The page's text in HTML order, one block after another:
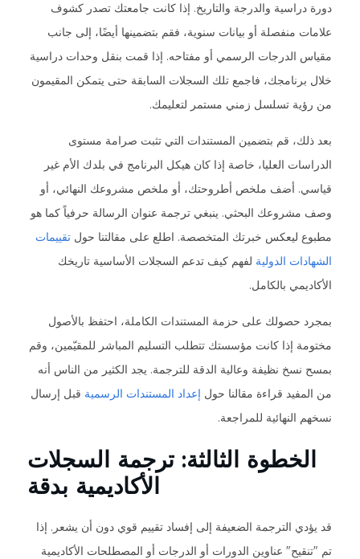
دورة دراسية والدرجة والتاريخ. إذا كانت جامعتك تصدر كشوف
علامات منفصلة أو بيانات سنوية، فقم بتضمينها أيضًا، إلى جانب
مقياس الدرجات الرسمي أو مفتاحه. إذا قمت بنقل وحدات دراسية
خلال برنامجك، فاجمع تلك السجلات السابقة حتى يتمكن المقيمون
من رؤية تسلسل زمني مستمر لتعليمك.
بعد ذلك، قم بتضمين المستندات التي تثبت صرامة مستوى
الدراسات العليا، خاصة إذا كان هيكل البرنامج في بلدك الأم غير
قياسي. أضف ملخص أطروحتك، أو ملخص مشروعك النهائي، أو
وصف مشروعك البحثي. ينبغي ترجمة عنوان الرسالة حرفياً كما هو
مطبوع ليعكس خبرتك المتخصصة. اطلع على مقالتنا حول تقييمات
الشهادات الدولية لفهم كيف تدعم السجلات الأساسية تاريخك
الأكاديمي بالكامل.
بمجرد حصولك على حزمة المستندات الكاملة، احتفظ بالأصول
مختومة إذا كانت مؤسستك تتطلب التسليم المباشر للمقيّمين، وقم
بمسح نسخ نظيفة وعالية الدقة للترجمة. يجد الكثير من الناس أنه
من المفيد قراءة مقالنا حول إعداد المستندات الرسمية قبل إرسال
نسخهم النهائية للمراجعة.
الخطوة الثالثة: ترجمة السجلات
الأكاديمية بدقة
قد يؤدي الترجمة الضعيفة إلى إفساد تقييم قوي دون أن يشعر. إذا
تم "تنقيح" عناوين الدورات أو الدرجات أو المصطلحات الأكاديمية